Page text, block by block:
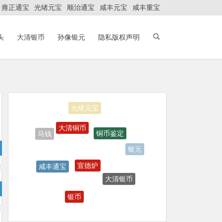
雍正通宝 光绪元宝 顺治通宝 咸丰元宝 咸丰重宝
大清银币 孙像银元 隐私版权声明
光绪元宝
马钱
大清铜币
铜币鉴定
银元
咸丰通宝
宣德炉
大清银币
银币